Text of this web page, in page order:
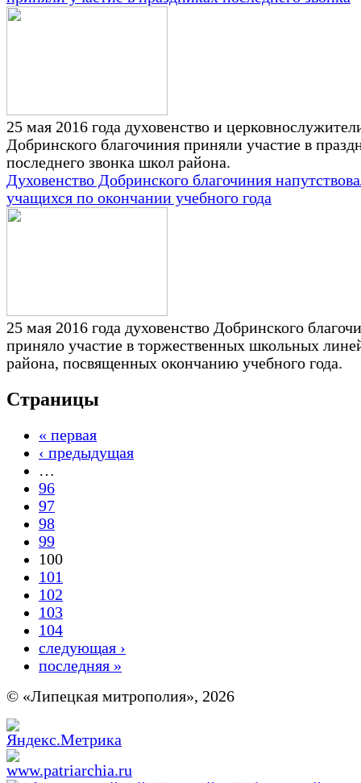
25 мая 2016 года духовенство и
Добринского благочиния приняли участие в
последнего звонка школ района.
Духовенство Добринского благочиния
учащихся по окончании учебного года
25 мая 2016 года духовенство Добринского
приняло участие в торжественных школьных
района, посвященных окончанию учебного года.
Страницы
« первая
‹ предыдущая
…
96
97
98
99
100
101
102
103
104
следующая ›
последняя »
© «Липецкая митрополия», 2026